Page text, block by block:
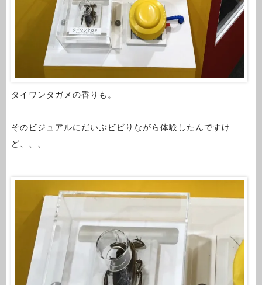
タイワンタガメの香りも。
そのビジュアルにだいぶビビりながら体験したんですけ
ど、、、